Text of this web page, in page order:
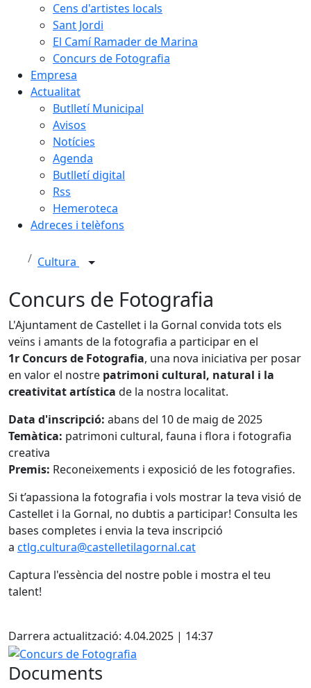
Cens d'artistes locals
Sant Jordi
El Camí Ramader de Marina
Concurs de Fotografia
Empresa
Actualitat
Butlletí Municipal
Avisos
Notícies
Agenda
Butlletí digital
Rss
Hemeroteca
Adreces i telèfons
Cultura
Concurs de Fotografia
L'Ajuntament de Castellet i la Gornal convida tots els
veïns i amants de la fotografia a participar en el
1r Concurs de Fotografia, una nova iniciativa per posar
en valor el nostre patrimoni cultural, natural i la
creativitat artística de la nostra localitat.
Data d'inscripció: abans del 10 de maig de 2025
Temàtica: patrimoni cultural, fauna i flora i fotografia
creativa
Premis: Reconeixements i exposició de les fotografies.
Si t’apassiona la fotografia i vols mostrar la teva visió de
Castellet i la Gornal, no dubtis a participar! Consulta les
bases completes i envia la teva inscripció
a ctlg.cultura@castelletilagornal.cat
Captura l'essència del nostre poble i mostra el teu
talent!
Darrera actualització: 4.04.2025 | 14:37
Concurs de Fotografia
Documents